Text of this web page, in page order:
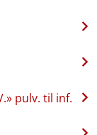
pulv. til inf.